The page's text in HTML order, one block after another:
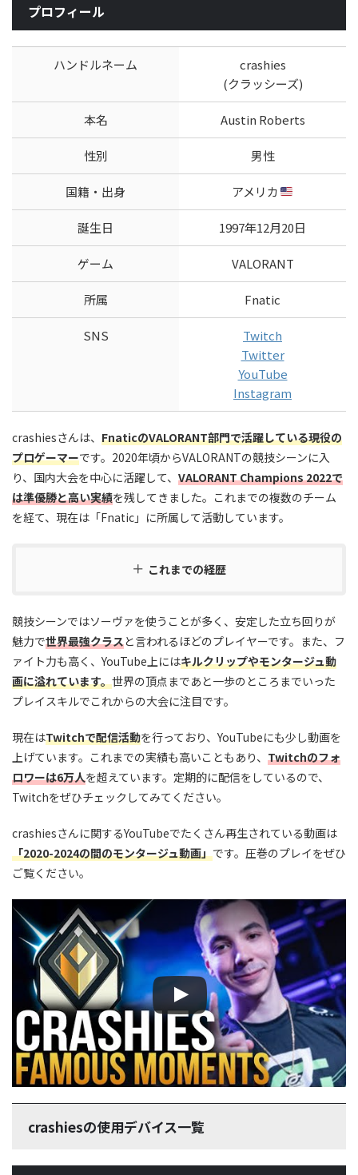
プロフィール
ハンドルネーム
crashies
(クラッシーズ)
本名 Austin Roberts
性別 男性
国籍・出身 アメリカ
誕生日 1997年12月20日
ゲーム VALORANT
所属 Fnatic
SNS
Twitch
Twitter
YouTube
Instagram
crashiesさんは、 FnaticのVALORANT部門で活躍している現役の
プロゲーマーです。2020年頃からVALORANTの競技シーンに入
り、国内大会を中心に活躍して、 VALORANT Champions 2022で
は準優勝と高い実績を残してきました。これまでの複数のチーム
を経て、現在は「Fnatic」に所属して活動しています。
これまでの経歴
競技シーンではソーヴァを使うことが多く、安定した立ち回りが
魅力で世界最強クラスと言われるほどのプレイヤーです。また、フ
ァイト力も高く、YouTube上にはキルクリップやモンタージュ動
画に溢れています。世界の頂点まであと一歩のところまでいった
プレイスキルでこれからの大会に注目です。
現在はTwitchで配信活動を行っており、YouTubeにも少し動画を
上げています。これまでの実績も高いこともあり、 Twitchのフォ
ロワーは6万人を超えています。定期的に配信をしているので、
Twitchをぜひチェックしてみてください。
crashiesさんに関するYouTubeでたくさん再生されている動画は
「2020-2024の間のモンタージュ動画」です。圧巻のプレイをぜひ
ご覧ください。
この動画を YouTube で視聴
crashiesの使用デバイス一覧